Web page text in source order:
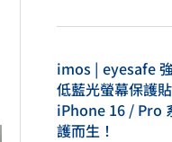
imos | eyesafe
低藍光螢幕保護
iPhone 16 / Pro
護而生！